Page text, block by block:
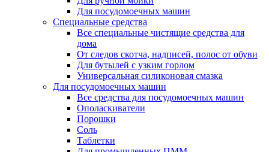
Для посудомоечных машин
Специальные средства
Все специальные чистящие средства для
дома
От следов скотча, надписей, полос от обуви
Для бутылей с узким горлом
Универсальная силиконовая смазка
Для посудомоечных машин
Все средства для посудомоечных машин
Ополаскиватели
Порошки
Соль
Таблетки